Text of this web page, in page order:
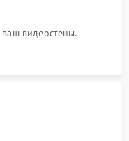
видеостены.